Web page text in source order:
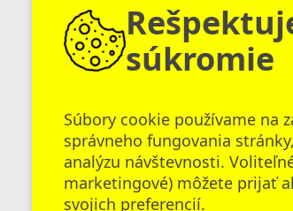
CO VZDELÁVANÍ:
DIGITÁLNE NÁSTROJE,
ĽUDSKÝ POTENCIÁL
Inovačné vzdelávanie 150 €
súkromie
Súbory cookie používame na
správneho fungovania
analýzu návštevnosti.
marketingové) môžete prijať
svojich preferencií.